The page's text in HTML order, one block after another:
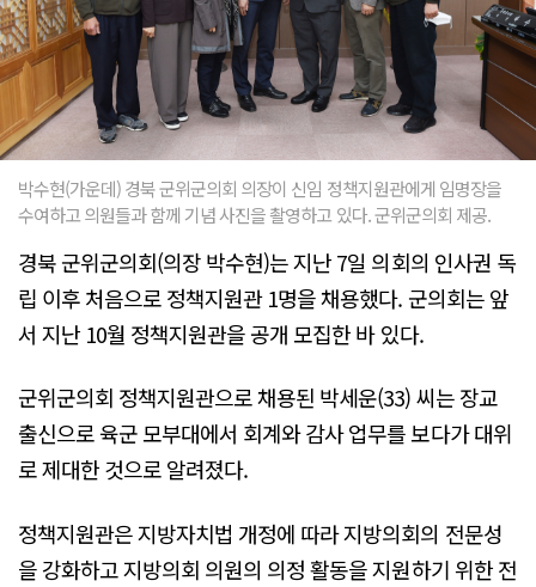
박수현(가운데) 경북 군위군의회 의장이 신임 정책지원관에게 임명장을
수여하고 의원들과 함께 기념 사진을 촬영하고 있다. 군위군의회 제공.
경북 군위군의회(의장 박수현)는 지난 7일 의회의 인사권 독
립 이후 처음으로 정책지원관 1명을 채용했다. 군의회는 앞
서 지난 10월 정책지원관을 공개 모집한 바 있다.
군위군의회 정책지원관으로 채용된 박세운(33) 씨는 장교
출신으로 육군 모부대에서 회계와 감사 업무를 보다가 대위
로 제대한 것으로 알려졌다.
정책지원관은 지방자치법 개정에 따라 지방의회의 전문성
을 강화하고 지방의회 의원의 의정 활동을 지원하기 위한 전